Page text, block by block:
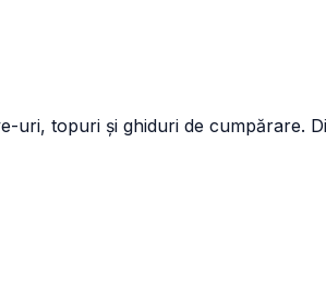
uri, topuri și ghiduri de cumpărare.